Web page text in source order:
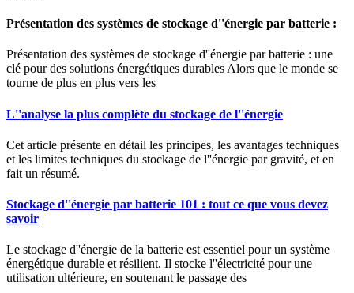
Présentation des systèmes de stockage d''énergie par batterie :
Présentation des systèmes de stockage d''énergie par batterie : une
clé pour des solutions énergétiques durables Alors que le monde se
tourne de plus en plus vers les
L''analyse la plus complète du stockage de l''énergie
Cet article présente en détail les principes, les avantages techniques
et les limites techniques du stockage de l''énergie par gravité, et en
fait un résumé.
Stockage d''énergie par batterie 101 : tout ce que vous devez
savoir
Le stockage d''énergie de la batterie est essentiel pour un système
énergétique durable et résilient. Il stocke l''électricité pour une
utilisation ultérieure, en soutenant le passage des